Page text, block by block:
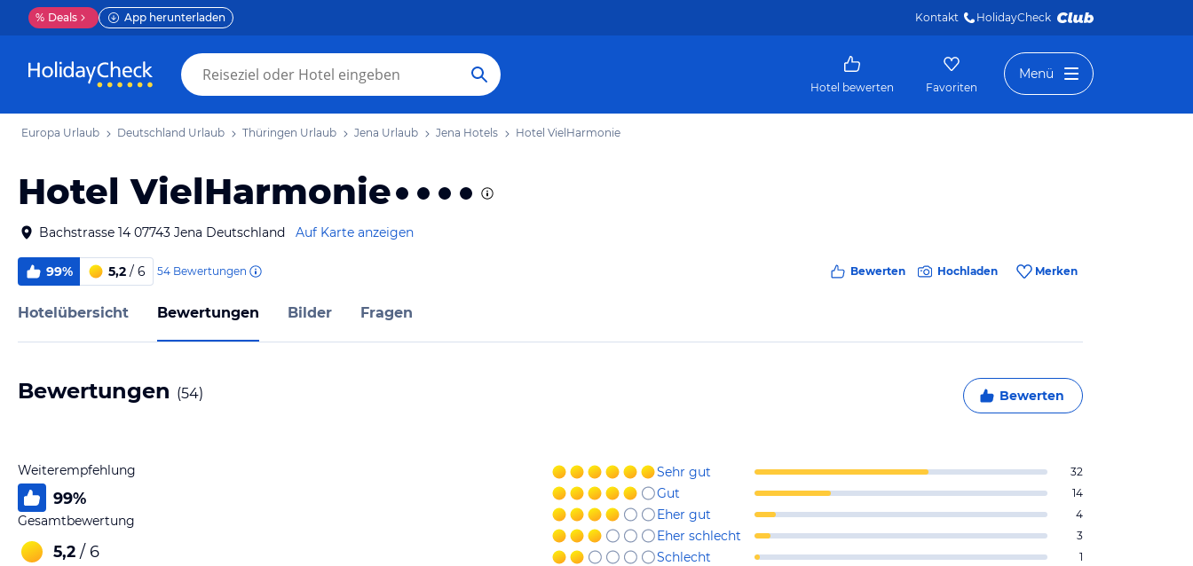
% Deals App herunterladen Kontakt HolidayCheck
Hotel bewerten Favoriten
Menü
Europa Urlaub Deutschland Urlaub Thüringen Urlaub Jena Urlaub Jena Hotels Hotel VielHarmonie
Hotel VielHarmonie
Bachstrasse 14 07743 Jena Deutschland Auf Karte anzeigen
99% 5,2 / 6 54 Bewertungen Bewerten Hochladen Merken
Hotelübersicht Bewertungen Bilder Fragen
Bewertungen (54) Bewerten
Weiterempfehlung
99%
Gesamtbewertung
5,2 / 6
Sehr gut 32
Gut 14
Eher gut 4
Eher schlecht 3
Schlecht 1